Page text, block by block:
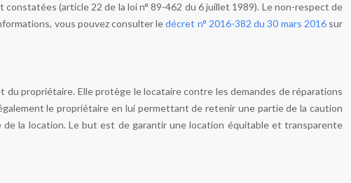
(article 22 de la loi n° 89-462 du 6 juillet 1989). Le non-respect de
vous pouvez consulter ledécret n° 2016-382 du 30 mars 2016 sur
propriétaire. Elle protège le locataire contre les demandes de réparations
le propriétaire en lui permettant de retenir une partie de la caution
la location. Le but est de garantir une location équitable et transparente